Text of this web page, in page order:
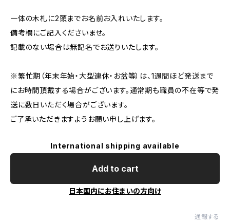
一体の木札に2頭までお名前お入れいたします。
備考欄にご記入くださいませ。
記載のない場合は無記名でお送りいたします。
※繁忙期（年末年始・大型連休・お盆等）は、1週間ほど発送まで
にお時間頂戴する場合がございます。通常期も職員の不在等で発
送に数日いただく場合がございます。
ご了承いただきますようお願い申し上げます。
International shipping available
Add to cart
日本国内にお住まいの方向け
通報する